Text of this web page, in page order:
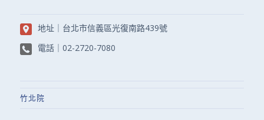
地址｜ 台北市信義區光復南路439號
電話｜ 02-2720-7080
竹北院